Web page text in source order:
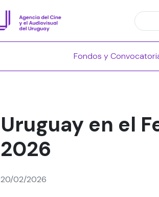
Fondos y
Uruguay en el
2026
20/02/2026